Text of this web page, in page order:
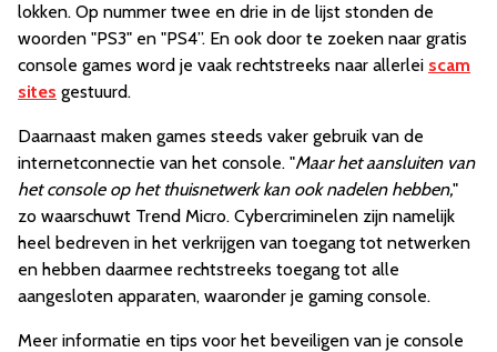
lokken. Op nummer twee en drie in de lijst stonden de
woorden "PS3" en "PS4”. En ook door te zoeken naar gratis
console games word je vaak rechtstreeks naar allerlei scam
sites gestuurd.
Daarnaast maken games steeds vaker gebruik van de
internetconnectie van het console. "Maar het aansluiten van
het console op het thuisnetwerk kan ook nadelen hebben,"
zo waarschuwt Trend Micro. Cybercriminelen zijn namelijk
heel bedreven in het verkrijgen van toegang tot netwerken
en hebben daarmee rechtstreeks toegang tot alle
aangesloten apparaten, waaronder je gaming console.
Meer informatie en tips voor het beveiligen van je console